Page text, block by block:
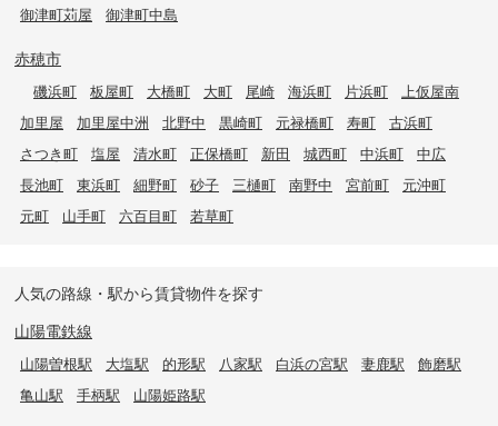
御津町苅屋
御津町中島
赤穂市
磯浜町 板屋町 大橋町 大町 尾崎 海浜町 片浜町
上仮屋南
加里屋
加里屋中洲 北野中 黒崎町 元禄橋町 寿町
古浜町
さつき町
塩屋 清水町 正保橋町 新田 城西町 中浜町
中広
長池町
東浜町 細野町 砂子 三樋町 南野中 宮前町
元沖町
元町
山手町 六百目町 若草町
人気の路線・駅から賃貸物件を探す
山陽電鉄線
山陽曽根駅 大塩駅 的形駅 八家駅 白浜の宮駅 妻鹿駅
飾磨駅
亀山駅
手柄駅 山陽姫路駅